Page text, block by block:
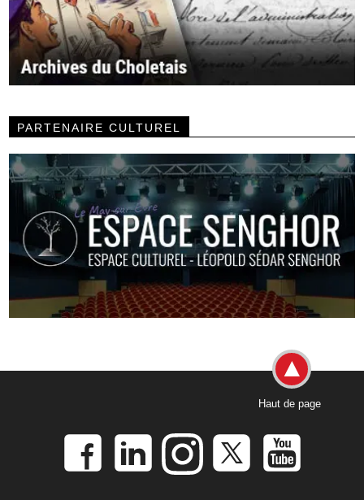
PARTENAIRE CULTUREL
Haut de page